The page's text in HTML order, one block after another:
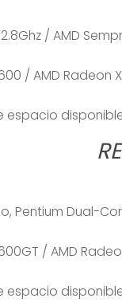
/ AMD
/ AMD Radeon
espacio
Pentium Dual-
/ AMD
espacio